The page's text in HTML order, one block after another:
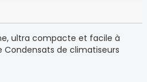
ultra compacte et facile à
Condensats de climatiseurs